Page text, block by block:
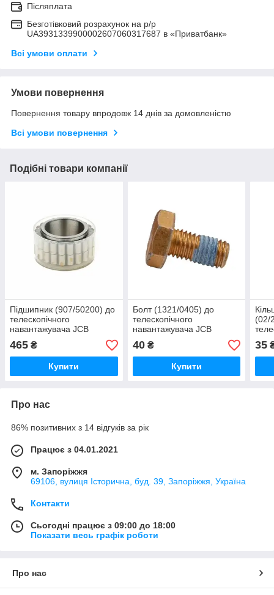
Післяплата
Безготівковий розрахунок на р/р
UA3931339900002607060317687 в «Приватбанк»
Всі умови оплати
Умови повернення
Повернення товару впродовж 14 днів за домовленістю
Всі умови повернення
Подібні товари компанії
Підшипник (907/50200) до
телескопічного
навантажувача JCB
465 ₴
Купити
Болт (1321/0405) до
телескопічного
навантажувача JCB
40₴
Купити
(02/
35
Про нас
86% позитивних з 14 відгуків за рік
Працює з 04.01.2021
м. Запоріжжя
69106, вулиця Історична, буд. 39, Запоріжжя, Україна
Контакти
Сьогодні працює з 09:00 до 18:00
Показати весь графік роботи
Про нас